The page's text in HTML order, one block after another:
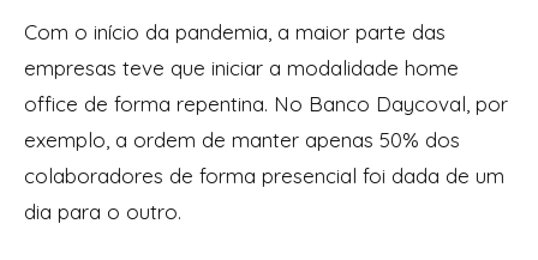
Com o início da pandemia, a maior parte das
empresas teve que iniciar a modalidade home
office de forma repentina. No Banco Daycoval, por
exemplo, a ordem de manter apenas 50% dos
colaboradores de forma presencial foi dada de um
dia para o outro.